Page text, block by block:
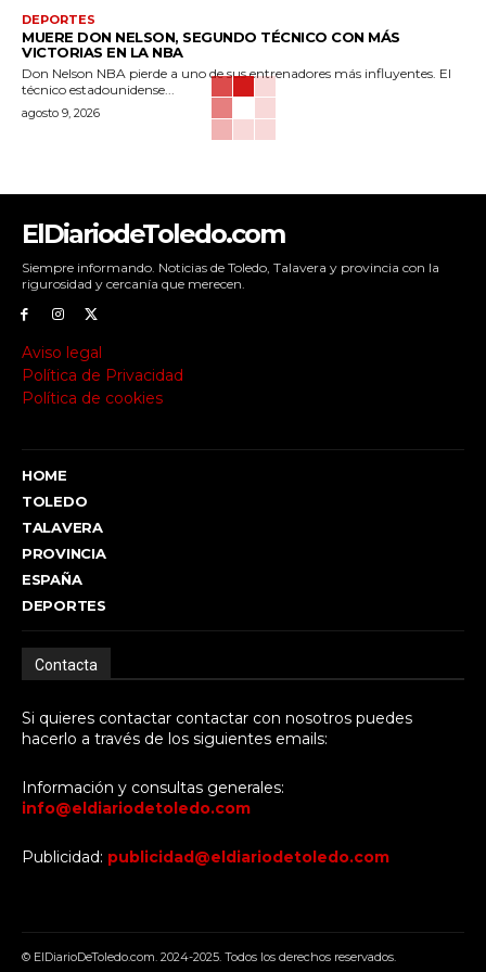
DEPORTES
MUERE DON NELSON, SEGUNDO TÉCNICO CON MÁS
VICTORIAS EN LA NBA
Don Nelson NBA pierde a uno de sus entrenadores más influyentes. El
técnico estadounidense...
agosto 9, 2026
ElDiariodeToledo.com
Siempre informando. Noticias de Toledo, Talavera y provincia con la
rigurosidad y cercanía que merecen.
Aviso legal
Política de Privacidad
Política de cookies
HOME
TOLEDO
TALAVERA
PROVINCIA
ESPAÑA
DEPORTES
Contacta
Si quieres contactar contactar con nosotros puedes
hacerlo a través de los siguientes emails:
Información y consultas generales:
info@eldiariodetoledo.com
Publicidad: publicidad@eldiariodetoledo.com
© ElDiarioDeToledo.com. 2024-2025. Todos los derechos reservados.